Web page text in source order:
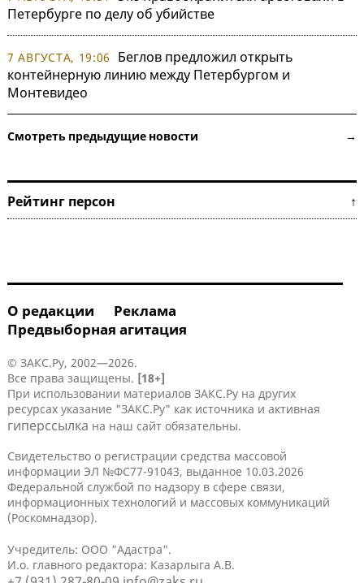
Петербурге по делу об убийстве
7 АВГУСТА, 19:06
Беглов предложил открыть
контейнерную линию между Петербургом и
Монтевидео
Смотреть предыдущие новости →
Рейтинг персон ↑
О редакции
Реклама
Предвыборная агитация
© ЗАКС.Ру, 2002—2026.
Все права защищены. [18+]
При использовании материалов ЗАКС.Ру на других
ресурсах указание "ЗАКС.Ру" как источника и активная
гиперссылка на наш сайт обязательны.
Свидетельство о регистрации средства массовой
информации ЭЛ №ФС77-91043, выданное 10.03.2026
Федеральной службой по надзору в сфере связи,
информационных технологий и массовых коммуникаций
(Роскомнадзор).
Учредитель: ООО "Адастра".
И.о. главного редактора: Казарлыга А.В.